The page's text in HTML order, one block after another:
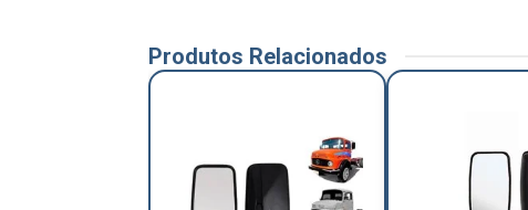
Produtos Relacionados